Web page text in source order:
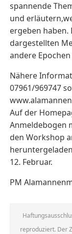
spannende
und
ergeben haben.
dargestellten
andere
Nähere
07961/969747
Auf der
Anmeldebogen
den Workshop
12. Februar.
PM
reproduziert. Der